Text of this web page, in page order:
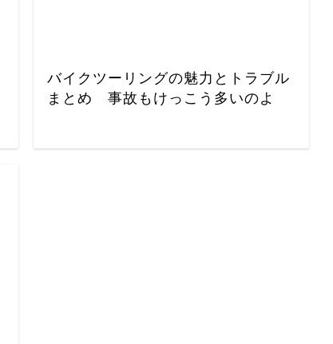
バイクツーリングの魅力とトラブル
まとめ 事故もけっこう多いのよ